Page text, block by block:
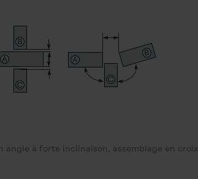
angle à forte inclinaison, assemblage en croix,